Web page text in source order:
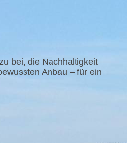
bei, die Nachhaltigkeit
Anbau – für ein